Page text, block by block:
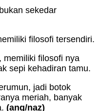
sekedar
filosofi tersendiri.
memiliki filosofi nya
sepi kehadiran tamu.
jadi botok
meriah, banyak
(ang/naz)